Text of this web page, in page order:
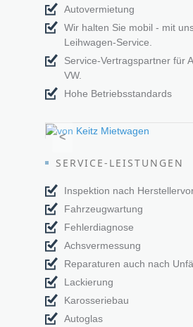
Autovermietung
Wir halten Sie mobil - mit
Leihwagen-Service.
Service-Vertragspartner für
VW.
Hohe Betriebsstandards
<
SERVICE-LEISTUNGEN
Inspektion nach
Fahrzeugwartung
Fehlerdiagnose
Achsvermessung
Reparaturen auch nach
Lackierung
Karosseriebau
Autoglas